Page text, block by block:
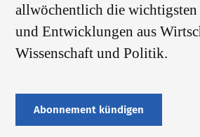
allwöchentlich die wichtigsten
und Entwicklungen aus
Wissenschaft und Politik.
Abonnement kündigen